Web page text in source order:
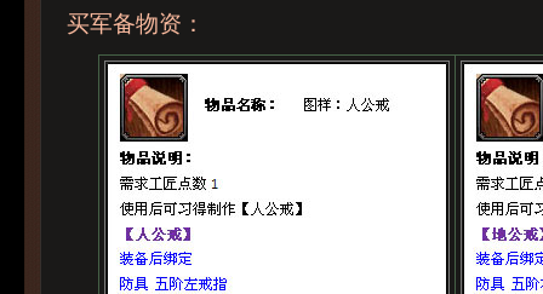
买军备物资：